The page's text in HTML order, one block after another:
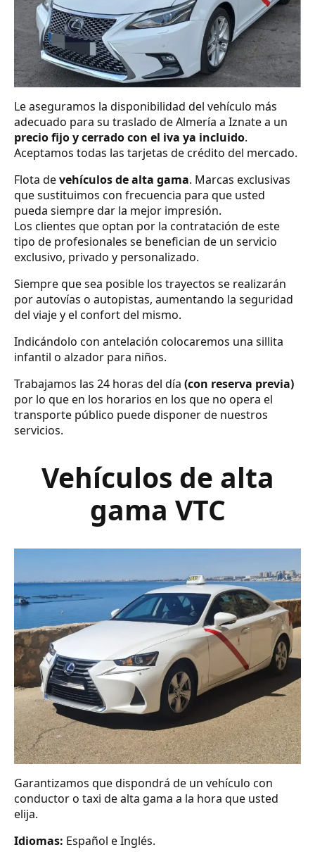
Le aseguramos la disponibilidad del vehículo más
adecuado para su traslado de Almería a Iznate a un
precio fijo y cerrado con el iva ya incluido.
Aceptamos todas las tarjetas de crédito del mercado.
Flota devehículos de alta gama. Marcas exclusivas
que sustituimos con frecuencia para que usted
pueda siempre dar la mejor impresión.
Los clientes que optan por la contratación de este
tipo de profesionales se benefician de un servicio
exclusivo, privado y personalizado.
Siempre que sea posible los trayectos se realizarán
por autovías o autopistas, aumentando la seguridad
del viaje y el confort del mismo.
Indicándolo con antelación colocaremos una sillita
infantil o alzador para niños.
Trabajamos las 24 horas del día (con reserva previa)
por lo que en los horarios en los que no opera el
transporte público puede disponer de nuestros
servicios.
Vehículos de alta
gama VTC
Garantizamos que dispondrá de un vehículo con
conductor o taxi de alta gama a la hora que usted
elija.
Idiomas: Español e Inglés.